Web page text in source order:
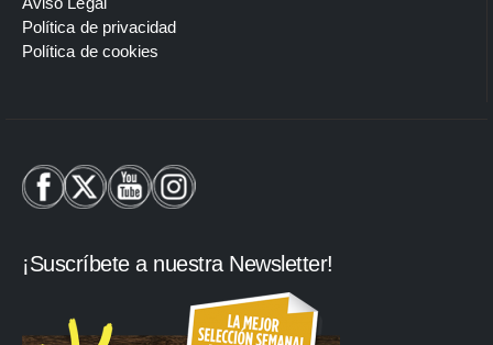
Política de privacidad
Política de cookies
¡Suscríbete a nuestra Newsletter!